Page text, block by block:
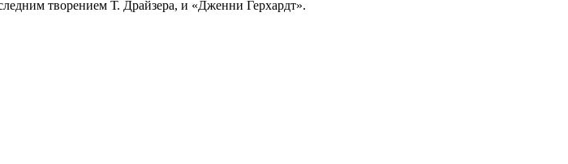
творением Т. Драйзера, и «Дженни Герхардт».